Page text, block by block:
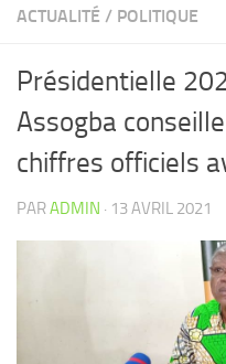
ACTUALITÉ / POLITIQUE
Présidentielle
Assogba
chiffres officiels
PARADMIN · 13 AVRIL 2021